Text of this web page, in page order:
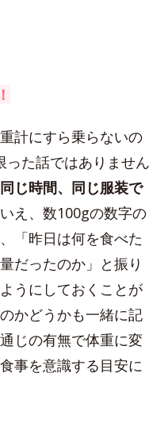
計にすら乗らないの
った話ではありません
じ時間、同じ服装で
え、数100gの数字の
「昨日は何を食べた
だったのか」と振り
うにしておくことが
かどうかも一緒に記
じの有無で体重に変
事を意識する目安に